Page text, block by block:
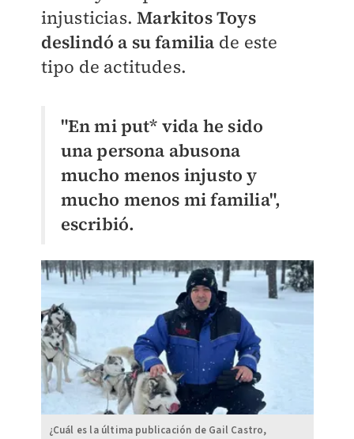
injusticias.Markitos Toys
deslindó a su familia de este
tipo de actitudes.
"En mi put* vida he sido
una persona abusona
mucho menos injusto y
mucho menos mi familia",
escribió.
¿Cuál es la última publicación de Gail Castro,